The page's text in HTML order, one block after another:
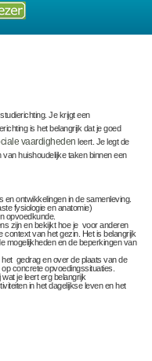
Je krijgt een
is het belangrijk dat je goed
vaardigheden leert. Je legt de
huishoudelijke taken binnen een
en ontwikkelingen in de samenleving.
fysiologie en anatomie)
opvoedkunde.
zijn en bekijkt hoe je voor anderen
van het gezin. Het is belangrijk
mogelijkheden en de beperkingen van
gedrag en over de plaats van de
concrete opvoedingssituaties.
je leert erg belangrijk
in het dagelijkse leven en het